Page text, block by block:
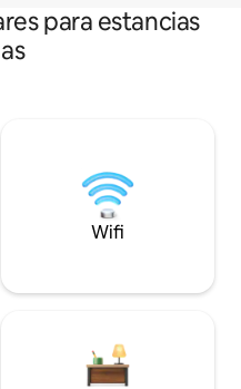
para estancias
Wifi